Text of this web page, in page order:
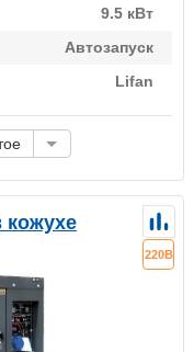
9.5 кВт
Автозапуск
Lifan
кожухе
220В